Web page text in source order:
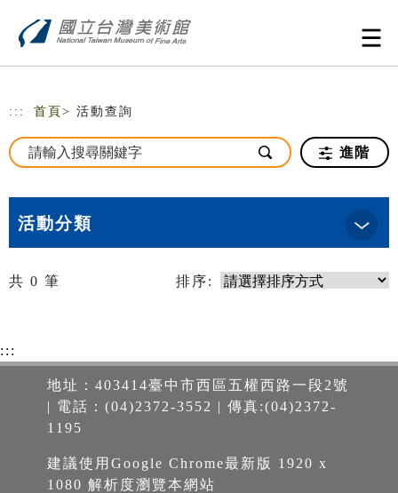
::: 首頁 > 活動查詢
進階
活動分類
共 0 筆 排序:
:::
地址：403414臺中市西區五權西路一段2號
| 電話：(04)2372-3552 | 傳真:(04)2372-
1195
建議使用Google Chrome最新版 1920 x
1080 解析度瀏覽本網站